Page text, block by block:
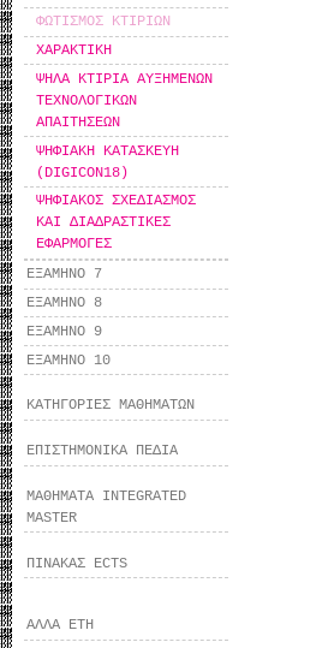
ΦΩΤΙΣΜΟΣ ΚΤΙΡΙΩΝ
ΧΑΡΑΚΤΙΚΗ
ΨΗΛΑ ΚΤΙΡΙΑ ΑΥΞΗΜΕΝΩΝ
ΤΕΧΝΟΛΟΓΙΚΩΝ
ΑΠΑΙΤΗΣΕΩΝ
ΨΗΦΙΑΚΗ ΚΑΤΑΣΚΕΥΗ
(DIGICON18)
ΨΗΦΙΑΚΟΣ ΣΧΕΔΙΑΣΜΟΣ
ΚΑΙ ΔΙΑΔΡΑΣΤΙΚΕΣ
ΕΦΑΡΜΟΓΕΣ
ΕΞΑΜΗΝΟ 7
ΕΞΑΜΗΝΟ 8
ΕΞΑΜΗΝΟ 9
ΕΞΑΜΗΝΟ 10
ΚΑΤΗΓΟΡΙΕΣ ΜΑΘΗΜΑΤΩΝ
ΕΠΙΣΤΗΜΟΝΙΚΑ ΠΕΔΙΑ
ΜΑΘΗΜΑΤΑ INTEGRATED
MASTER
ΠΙΝΑΚΑΣ ECTS
ΑΛΛΑ ΕΤΗ